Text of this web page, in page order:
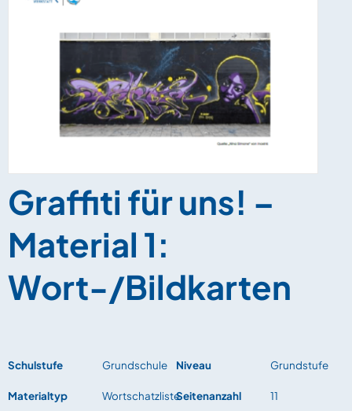
Graffiti für uns! –
Material 1:
Wort-/Bildkarten
Schulstufe Grundschule
Materialtyp Wortschatzliste
Niveau Grundstufe
Seitenanzahl 11